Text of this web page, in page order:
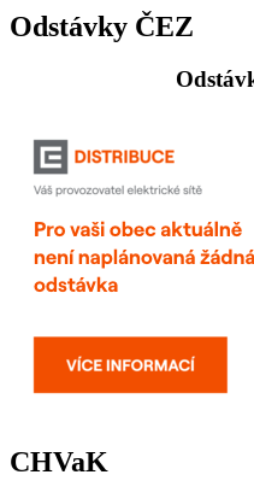
Odstávky ČEZ
CHVaK